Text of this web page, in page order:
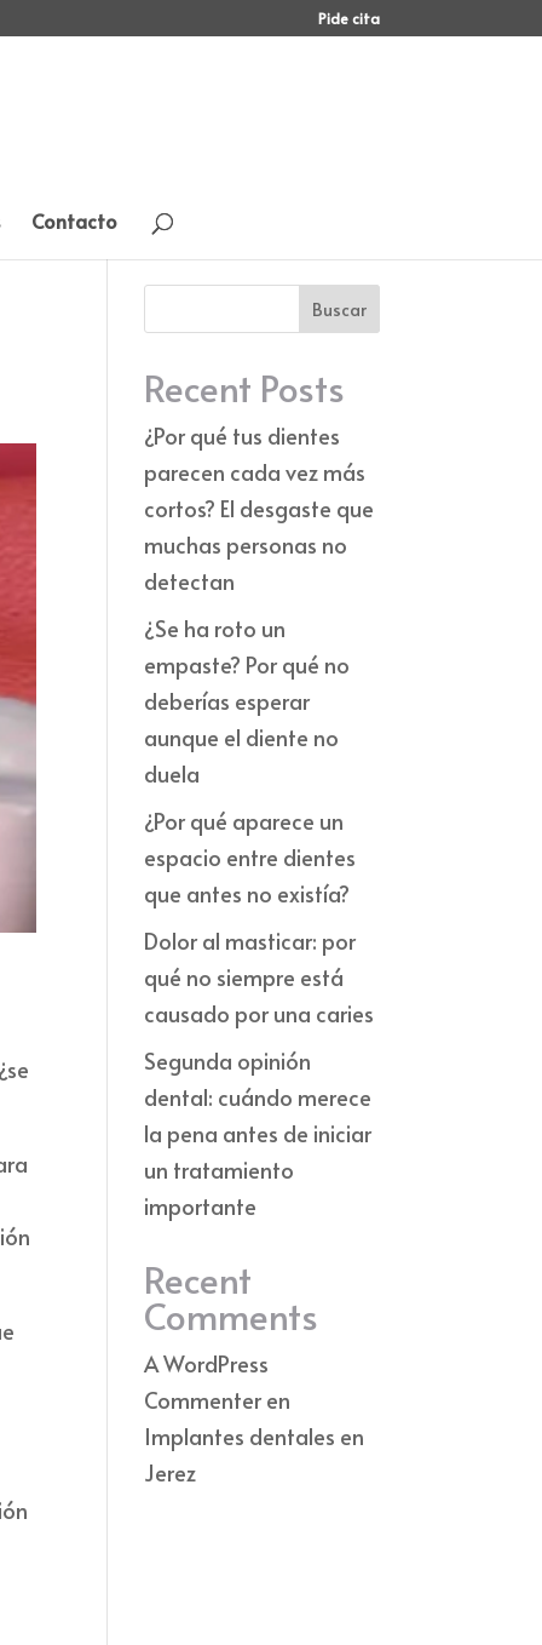
Pide cita
Contacto
Buscar
Recent Posts
¿Por qué tus dientes
parecen cada vez más
cortos? El desgaste que
muchas personas no
detectan
¿Se ha roto un
empaste? Por qué no
deberías esperar
aunque el diente no
duela
¿Por qué aparece un
espacio entre dientes
que antes no existía?
Dolor al masticar: por
qué no siempre está
causado por una caries
Segunda opinión
dental: cuándo merece
la pena antes de iniciar
un tratamiento
importante
Recent
Comments
A WordPress
Commenter en
Implantes dentales en
Jerez